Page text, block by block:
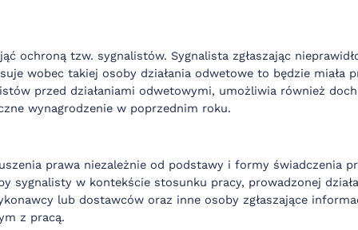
ochroną tzw. sygnalistów. Sygnalista zgłaszając
wobec takiej osoby działania odwetowe to będzie miała
przed działaniami odwetowymi, umożliwia również
wynagrodzenie w poprzednim roku.
prawa niezależnie od podstawy i formy świadczenia
sygnalisty w kontekście stosunku pracy, prowadzonej
lub dostawców oraz inne osoby zgłaszające
z pracą.